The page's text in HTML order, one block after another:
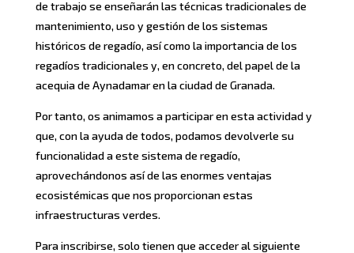
de trabajo se enseñarán las técnicas tradicionales de
mantenimiento, uso y gestión de los sistemas
históricos de regadío, así como la importancia de los
regadíos tradicionales y, en concreto, del papel de la
acequia de Aynadamar en la ciudad de Granada.
Por tanto, os animamos a participar en esta actividad y
que, con la ayuda de todos, podamos devolverle su
funcionalidad a este sistema de regadío,
aprovechándonos así de las enormes ventajas
ecosistémicas que nos proporcionan estas
infraestructuras verdes.
Para inscribirse, solo tienen que acceder al siguiente